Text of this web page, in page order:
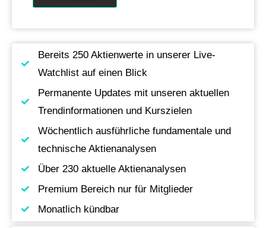
Bereits 250 Aktienwerte in unserer Live-
Watchlist auf einen Blick
Permanente Updates mit unseren aktuellen
Trendinformationen und Kurszielen
Wöchentlich ausführliche fundamentale und
technische Aktienanalysen
Über 230 aktuelle Aktienanalysen
Premium Bereich nur für Mitglieder
Monatlich kündbar